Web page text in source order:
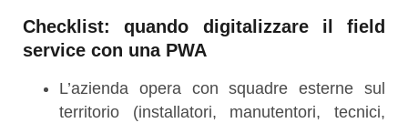
Checklist: quando digitalizzare il field
service con una PWA
L’azienda opera con squadre esterne sul
territorio (installatori, manutentori, tecnici,